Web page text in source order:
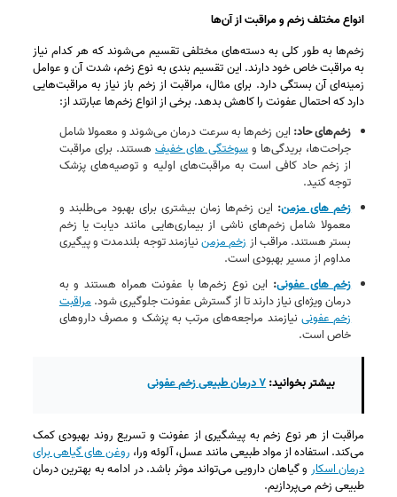
انواع مختلف زخم و مراقبت از آن‌ها
زخم‌ها به‌ طور کلی به دسته‌های مختلفی تقسیم می‌شوند که هر کدام نیاز
به مراقبت خاص خود دارند. این تقسیم‌ بندی به نوع زخم، شدت آن و عوامل
زمینه‌ای آن بستگی دارد. برای مثال، مراقبت از زخم باز نیاز به مراقبت‌هایی
دارد که احتمال عفونت را کاهش بدهد. برخی از انواع زخم‌ها عبارتند از:
زخم‌های حاد: این زخم‌ها به سرعت درمان می‌شوند و معمولا شامل
جراحت‌ها، بریدگی‌ها وسوختگی‌ های خفیف هستند. برای مراقبت
از زخم حاد کافی است به مراقبت‌های اولیه و توصیه‌های پزشک
توجه کنید.
زخم‌ های مزمن: این زخم‌ها زمان بیشتری برای بهبود می‌طلبند و
معمولا شامل زخم‌های ناشی از بیماری‌هایی مانند دیابت یا زخم
بستر هستند. مراقب اززخم مزمننیازمند توجه بلندمدت و پیگیری
مداوم از مسیر بهبودی است.
زخم‌ های عفونی: این نوع زخم‌ها با عفونت همراه هستند و به
درمان ویژه‌ای نیاز دارند تا از گسترش عفونت جلوگیری شود.مراقبت
زخم عفونی نیازمند مراجعه‌های مرتب به پزشک و مصرف داروهای
خاص است.
بیشتر بخوانید:۷ درمان طبیعی زخم عفونی
مراقبت از هر نوع زخم به پیشگیری از عفونت و تسریع روند بهبودی کمک
می‌کند. استفاده از مواد طبیعی مانند عسل، آلوئه‌ ورا، روغن‌ های گیاهی برای
درمان اسکار و گیاهان دارویی می‌تواند موثر باشد. در ادامه به بهترین درمان
طبیعی زخم می‌پردازیم.